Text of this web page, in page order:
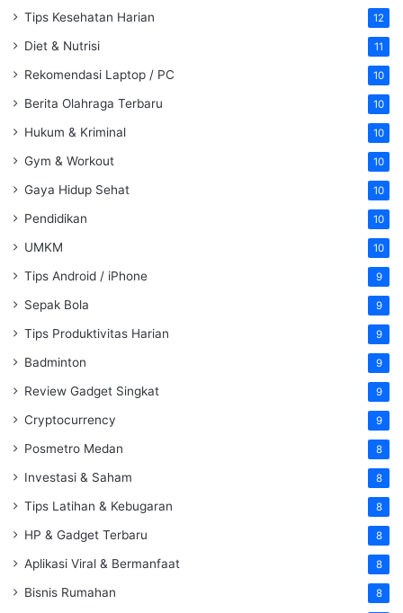
Tips Kesehatan Harian 12
Diet & Nutrisi 11
Rekomendasi Laptop / PC 10
Berita Olahraga Terbaru 10
Hukum & Kriminal 10
Gym & Workout 10
Gaya Hidup Sehat 10
Pendidikan 10
UMKM 10
Tips Android / iPhone 9
Sepak Bola 9
Tips Produktivitas Harian 9
Badminton 9
Review Gadget Singkat 9
Cryptocurrency 9
Posmetro Medan 8
Investasi & Saham 8
Tips Latihan & Kebugaran 8
HP & Gadget Terbaru 8
Aplikasi Viral & Bermanfaat 8
Bisnis Rumahan 8